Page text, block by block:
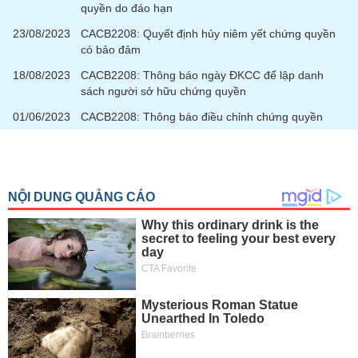
quyền do đáo hạn
23/08/2023
CACB2208: Quyết định hủy niêm yết chứng quyền
có bảo đảm
18/08/2023
CACB2208: Thông báo ngày ĐKCC để lập danh
sách người sở hữu chứng quyền
01/06/2023
CACB2208: Thông báo điều chỉnh chứng quyền
Công
đầu
tư
Truyền
thông
tài
chính
Dữ
liệu